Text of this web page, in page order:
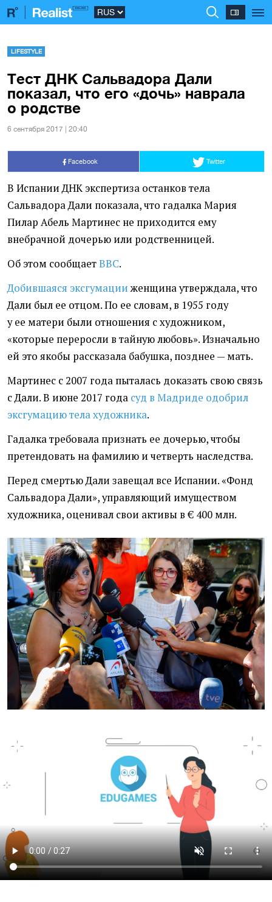
LIFESTYLE
Тест ДНК Сальвадора Дали
показал, что его «дочь» наврала
о родстве
6 сентября 2017 | 20:40
Facebook Twitter
В Испании ДНК экспертиза останков тела
Сальвадора Дали показала, что гадалка Мария
Пилар Абель Мартинес не приходится ему
внебрачной дочерью или родственницей.
Об этом сообщаетВВС.
Добившаяся эксгумацииженщина утверждала, что
Дали был ее отцом. По ее словам, в 1955 году
у ее матери были отношения с художником,
«которые переросли в тайную любовь». Изначально
ей это якобы рассказала бабушка, позднее — мать.
Мартинес с 2007 года пыталась доказать свою связь
с Дали. В июне 2017 года суд в Мадриде одобрил
эксгумацию тела художника.
Гадалка требовала признать ее дочерью, чтобы
претендовать на фамилию и четверть наследства.
Перед смертью Дали завещал все Испании. «Фонд
Сальвадора Дали», управляющий имуществом
художника, оценивал свои активы в € 400 млн.